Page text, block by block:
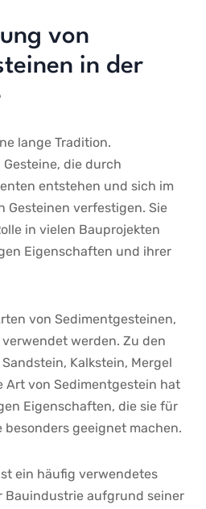
von
in der
lange ⁢Tradition.
die⁣ durch
entstehen und ⁢sich‌ im
Gesteinen verfestigen. ⁣Sie
in ‍vielen ​Bauprojekten
Eigenschaften und ihrer‍
von Sedimentgesteinen,
werden. Zu ⁢den
Kalkstein, ‌Mergel
Art von Sedimentgestein hat
Eigenschaften, die sie ‌für
geeignet⁤ machen.
⁤ein ⁢häufig verwendetes
Bauindustrie‍ aufgrund seiner